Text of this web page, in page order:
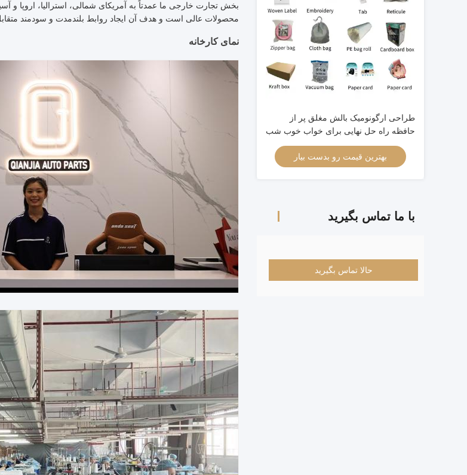
طراحی ارگونومیک بالش مغلق پر از
حافظه راه حل نهایی برای خواب خوب شب
بهترین قیمت رو بدست بیار
با ما تماس بگیرید
حالا تماس بگیرید
بخش تجارت خارجی ما عمدتاً به آمریکای شمالی، استرالیا، اروپا
محصولات عالی است و هدف آن ایجاد روابط بلندمدت و سودمند
نمای کارخانه